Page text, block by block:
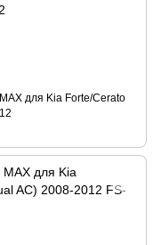
для Kia Forte/Cerato